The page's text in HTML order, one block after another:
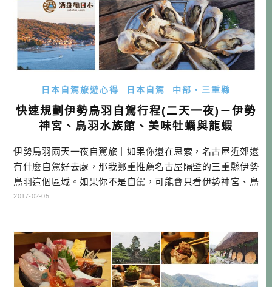
日本自駕旅遊心得 日本自駕 中部・三重縣
快速規劃伊勢鳥羽自駕行程(二天一夜)－伊勢
神宮、鳥羽水族館、美味牡蠣與龍蝦
伊勢鳥羽兩天一夜自駕旅｜如果你還在思索，名古屋近郊還
有什麼自駕好去處，那我鄭重推薦名古屋隔壁的三重縣伊勢
鳥羽這個區域。如果你不是自駕，可能會只看伊勢神宮、鳥
羽水族館等大點而已，但如果是自駕的話，就能去到更多地
車出發→長島爵士夢逛街+午餐→MIKIMOTO珍珠島→鳥羽住
宿（ 鳥羽ビューホ […]…
2017-02-05